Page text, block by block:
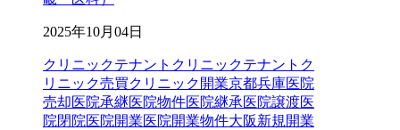
2025年10月04日
クリニックテナント クリニックテナントク
リニック売買クリニック開業京都兵庫医院
売却医院承継医院物件医院継承医院譲渡医
院閉院医院開業医院開業物件大阪新規開業